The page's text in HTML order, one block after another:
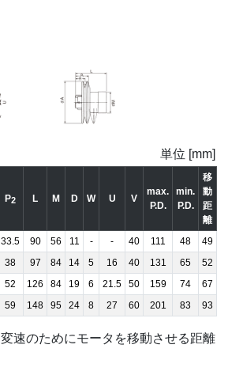
単位 [mm]
P2 L M D W U V
max.
P.D.
min.
P.D.
移
動
距
離
33.5 90 56 11 - - 40 111 48
49
38 97 84 14 5 16 40 131 65
52
52 126 84 19 6 21.5 50 159 74
67
59 148 95 24 8 27 60 201 83 93
速のためにモータを移動させる距離